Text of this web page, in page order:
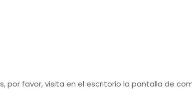
por favor, visita en el escritorio la pantalla de